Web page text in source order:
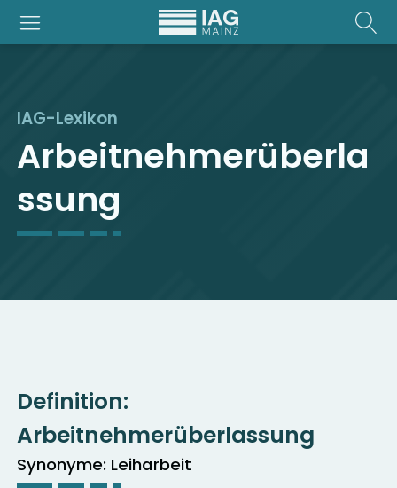
IAG-Lexikon
Arbeitnehmerüberla
ssung
Definition:
Arbeitnehmerüberlassung
Synonyme: Leiharbeit